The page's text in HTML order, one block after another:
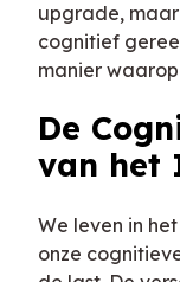
upgrade,
cognitief
manier
De
van het
We leven in
onze